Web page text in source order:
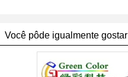
Você pôde igualmente gostar